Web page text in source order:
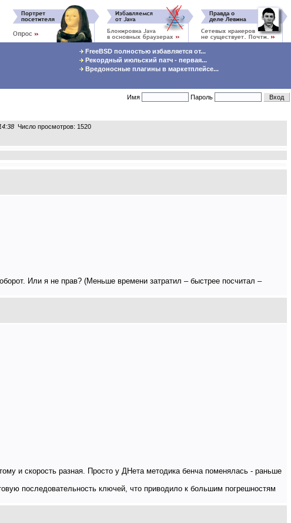
FreeBSD полностью избавляется от...
Рекордный июльский патч - первая...
Вредоносные плагины в маркетплейсе...
Имя Пароль
Число просмотров: 1520
Или я не прав? (Меньше времени затратил – быстрее посчитал –
и скорость разная. Просто у ДНета методика бенча поменялась - раньше
последовательность ключей, что приводило к большим погрешностям